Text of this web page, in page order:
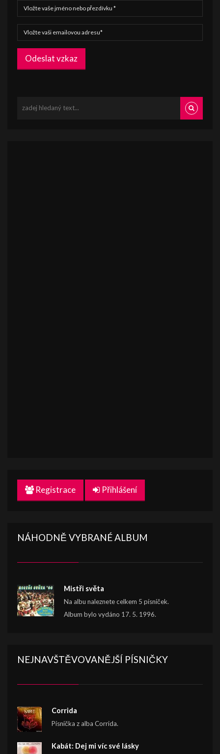
Odeslat vzkaz
Registrace Přihlášení
NÁHODNĚ VYBRANÉ ALBUM
Mistři světa
Na albu naleznete celkem 5 písniček.
Album bylo vydáno 17. 5. 1996.
NEJNAVŠTĚVOVANĚJŠÍ PÍSNIČKY
Corrida
Písnička z alba Corrida.
Kabát: Dej mi víc své lásky